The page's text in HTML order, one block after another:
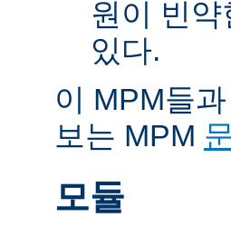
원이 빈
있다.
이 MPM들
보는 MPM
모듈